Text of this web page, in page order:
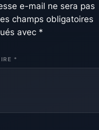
e-mail ne sera pas
champs obligatoires
avec *
*